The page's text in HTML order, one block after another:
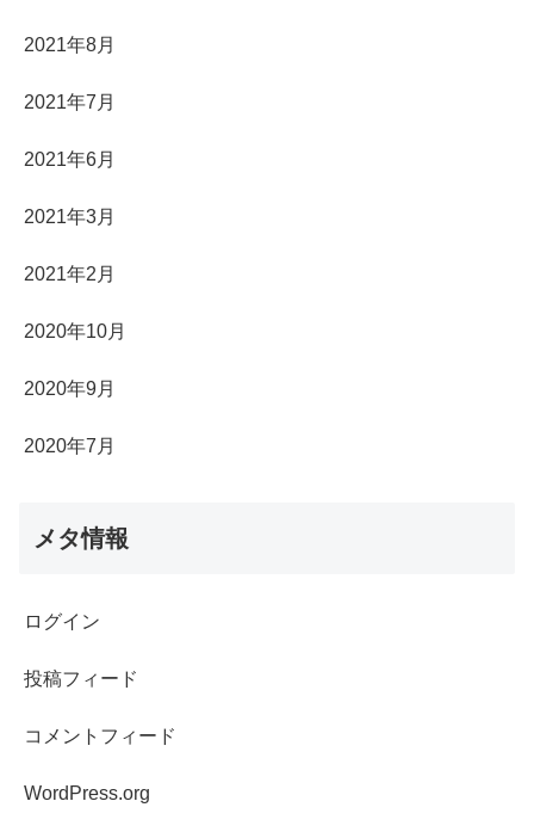
2021年8月
2021年7月
2021年6月
2021年3月
2021年2月
2020年10月
2020年9月
2020年7月
メタ情報
ログイン
投稿フィード
コメントフィード
WordPress.org